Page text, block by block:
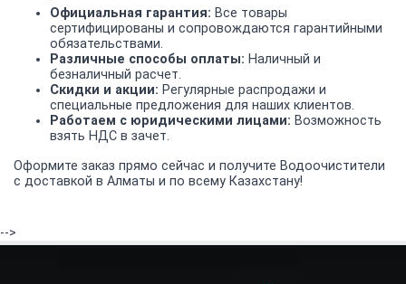
Официальная гарантия: Все товары
сертифицированы и сопровождаются гарантийными
обязательствами.
Различные способы оплаты: Наличный и
безналичный расчет.
Скидки и акции: Регулярные распродажи и
специальные предложения для наших клиентов.
Работаем с юридическими лицами: Возможность
взять НДС в зачет.
Оформите заказ прямо сейчас и получите Водоочистители
с доставкой в Алматы и по всему Казахстану!
-->